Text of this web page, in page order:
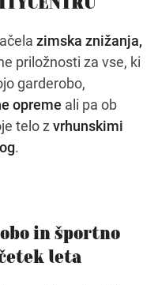
pot
zimska znižanja,
priložnosti za vse, ki
garderobo,
opreme ali pa ob
telo z vrhunskimi
.
in športno
leta